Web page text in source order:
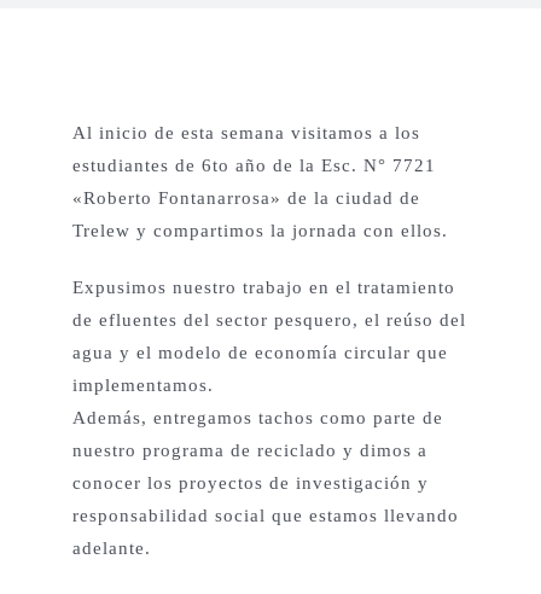
Otros Proyectos
Nuestras Aves
Contacto
English
Al inicio de esta semana visitamos a los
estudiantes de 6to año de la Esc. N° 7721
«Roberto Fontanarrosa» de la ciudad de
Trelew y compartimos la jornada con ellos.
Expusimos nuestro trabajo en el tratamiento
de efluentes del sector pesquero, el reúso del
agua y el modelo de economía circular que
implementamos.
Además, entregamos tachos como parte de
nuestro programa de reciclado y dimos a
conocer los proyectos de investigación y
responsabilidad social que estamos llevando
adelante.